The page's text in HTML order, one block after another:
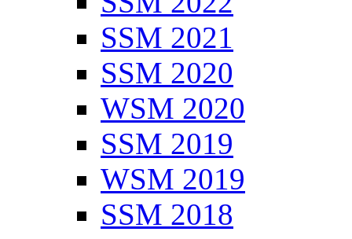
SSM 2021
SSM 2020
WSM 2020
SSM 2019
WSM 2019
SSM 2018